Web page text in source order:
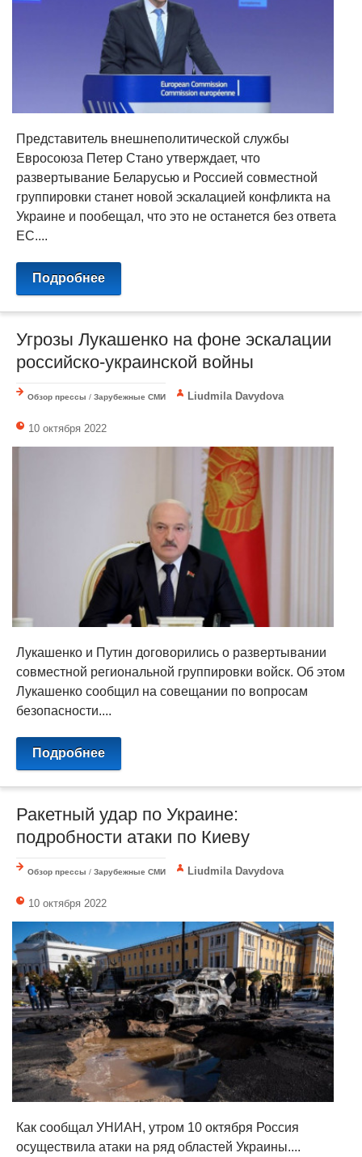
Представитель внешнеполитической службы
Евросоюза Петер Стано утверждает, что
развертывание Беларусью и Россией совместной
группировки станет новой эскалацией конфликта на
Украине и пообещал, что это не останется без ответа
ЕС....
Подробнее
Угрозы Лукашенко на фоне эскалации
российско-украинской войны
Обзор прессы / Зарубежные СМИ Liudmila Davydova
10 октября 2022
Лукашенко и Путин договорились о развертывании
совместной региональной группировки войск. Об этом
Лукашенко сообщил на совещании по вопросам
безопасности....
Подробнее
Ракетный удар по Украине:
подробности атаки по Киеву
Обзор прессы / Зарубежные СМИ Liudmila Davydova
10 октября 2022
Как сообщал УНИАН, утром 10 октября Россия
осуществила атаки на ряд областей Украины....